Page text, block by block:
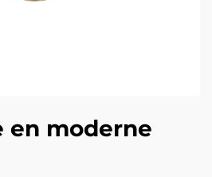
en moderne